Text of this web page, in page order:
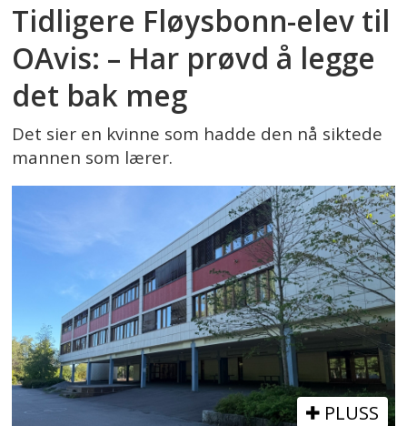
Tidligere Fløysbonn-elev til
OAvis: – Har prøvd å legge
det bak meg
Det sier en kvinne som hadde den nå siktede
mannen som lærer.
PLUSS